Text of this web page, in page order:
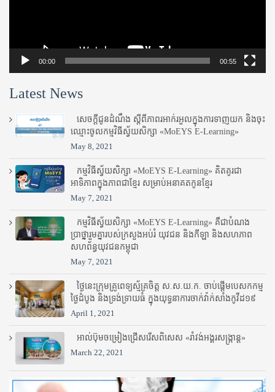
00:00 00:55
Latest News
សេចក្តីជូនដំណឹង ស្តី​ពីភាព​រអាក់រអួល​ក្នុងការ​ទាញ​យក និង​ចុះ​
ឈ្មោះ​ចូល​កម្មវិធី​ស្វ័យសិក្សា «MoEYS E-Learning»
May 8, 2021
កម្មវិធីស្វ័យសិក្សា «MoEYS E-Learning» គិតគូរជា
អាទិភាពក្នុងភាពជាខ្មែរ សម្រាប់អនាគតកូនខ្មែរ
May 7, 2021
កម្មវិធីស្វ័យសិក្សា «MoEYS E-Learning» គឺជាបំណង
ប្រាថ្នារួមគ្នារបស់ក្រសួងអប់រំ​ យុវជន និងកីឡា និងសហភាព
សហព័ន្ធយុវជនកម្ពុជា
May 7, 2021
ថ្ងៃនេះក្រុមគ្រូពេទ្យស្ម័គ្រចិត្ត ស.ស.យ.ក. ចាប់ផ្តើមបេសកកម្ម
ថ្ងៃដំបូង និងទ្រង់ទ្រាយធំ ក្នុងយុទ្ធនាការចាក់វ៉ាក់សាំងកូវីដ១៩
April 1, 2021
អាល់ប៊ុមចម្រៀងជ្រើសរើសពិសេស «រាំវង់អង្គរសង្ក្រាន្ត»
March 22, 2021